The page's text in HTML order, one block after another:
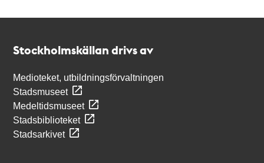
Stockholmskällan drivs av
Medioteket, utbildningsförvaltningen
Stadsmuseet
Medeltidsmuseet
Stadsbiblioteket
Stadsarkivet